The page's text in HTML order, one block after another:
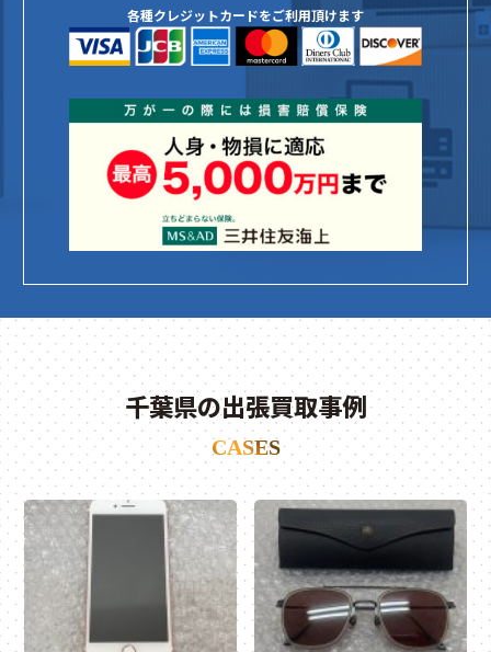
各種クレジットカードをご利用頂けます
千葉県の出張買取事例
CASES